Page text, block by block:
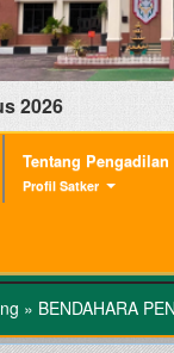
2026
Tentang Pengadilan
Profil Satker
» BENDAHARA